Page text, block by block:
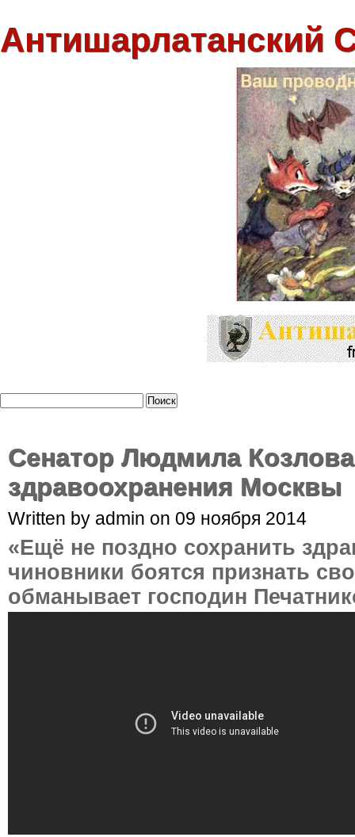
Антишарлатанский
Сенатор Людмила
здравоохранения Москвы
Written by admin on 09 ноября 2014
«Ещё не поздно сохранить
чиновники боятся признать
обманывает господин